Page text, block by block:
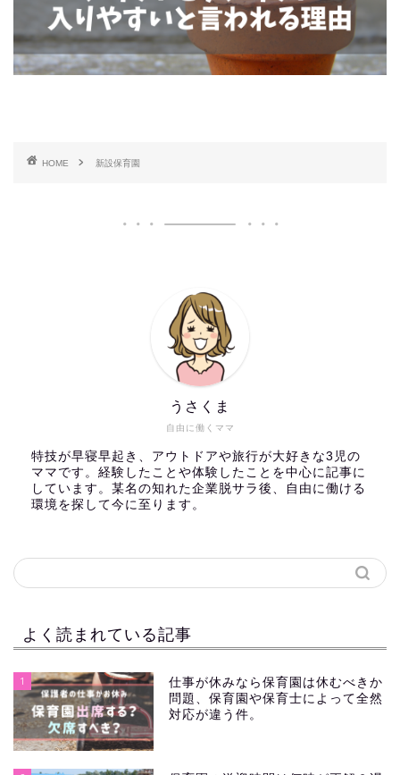
HOME 新設保育園
自由に働くママ
うさくま
特技が早寝早起き、アウトドアや旅行が大好きな3児の
ママです。経験したことや体験したことを中心に記事に
しています。某名の知れた企業脱サラ後、自由に働ける
環境を探して今に至ります。
よく読まれている記事
1
仕事が休みなら保育園は休むべきか
問題、保育園や保育士によって全然
対応が違う件。